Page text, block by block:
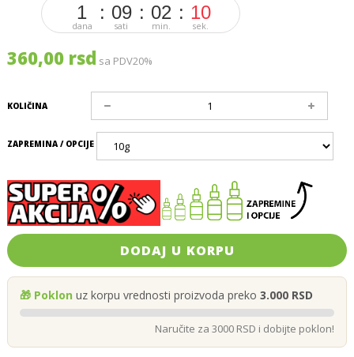
1
dana
09
sati
02
min.
09
sek.
360,00 rsd sa PDV20%
KOLIČINA
ZAPREMINA / OPCIJE
DODAJ U KORPU
🎁 Poklon uz korpu vrednosti proizvoda preko 3.000 RSD
Naručite za 3000 RSD i dobijte poklon!